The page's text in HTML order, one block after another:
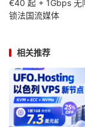
€40 起 + 1Gbps 无
锁法国流媒体
相关推荐